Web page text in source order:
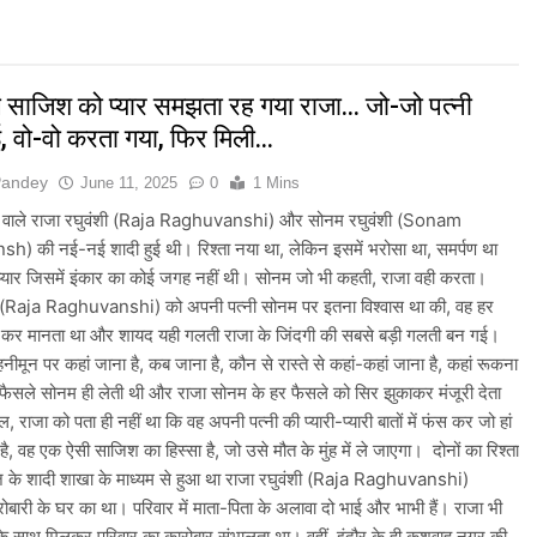
तैयारियाँ तेज़, देशभर में बुनकरों और हस्तशिल्प प्रदर्शनियों का होगा आयोजन
केरल के लिए रेड अलर्ट जारी किया, कई राज्यों में भारी बारिश की चेतावनी
प्रस्तावित नई दिल्ली संबोधन पर भारत से मांगा आधिकारिक स्पष्टीकरण,
में केजरीवाल का प्रदर्शन तेज़, PM आवास मार्च रोका गया, सरकार से तीन बड़ी
को लेकर देशभर में तैयारियाँ तेज़, सांस्कृतिक कार्यक्रमों और धार्मिक आयोजनों
तैयारियाँ तेज़, देशभर में विशेष कार्यक्रमों के जरिए भारतीय बुनकरों और
को प्यार समझता रह गया राजा… जो-जो पत्नी
वो-वो करता गया, फिर मिली…
June 11, 2025 0 1 Mins
वाले राजा रघुवंशी (Raja Raghuvanshi) और सोनम रघुवंशी (Sonam
की नई-नई शादी हुई थी। रिश्ता नया था, लेकिन इसमें भरोसा था, समर्पण था
जिसमें इंकार का कोई जगह नहीं थी। सोनम जो भी कहती, राजा वही करता।
Raghuvanshi) को अपनी पत्नी सोनम पर इतना विश्वास था की, वह हर
मानता था और शायद यही गलती राजा के जिंदगी की सबसे बड़ी गलती बन गई।
पर कहां जाना है, कब जाना है, कौन से रास्ते से कहां-कहां जाना है, कहां रूकना
सोनम ही लेती थी और राजा सोनम के हर फैसले को सिर झुकाकर मंजूरी देता
को पता ही नहीं था कि वह अपनी पत्नी की प्यारी-प्यारी बातों में फंस कर जो हां
वह एक ऐसी साजिश का हिस्सा है, जो उसे मौत के मुंह में ले जाएगा। दोनों का रिश्ता
के शादी शाखा के माध्यम से हुआ था राजा रघुवंशी (Raja Raghuvanshi)
के घर का था। परिवार में माता-पिता के अलावा दो भाई और भाभी हैं। राजा भी